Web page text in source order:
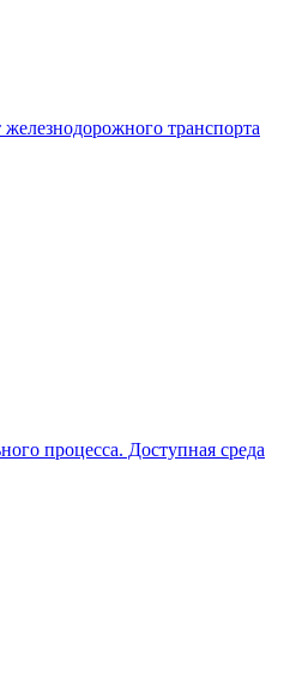
транспорта
процесса. Доступная среда